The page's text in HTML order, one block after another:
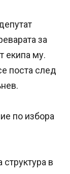
за
екипа му.
поста след
по избора
в